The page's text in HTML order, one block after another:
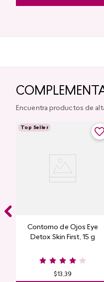
Encuentra productos de
Top Seller
Contorno de Ojos Eye
Detox Skin First, 15 g
$13,39